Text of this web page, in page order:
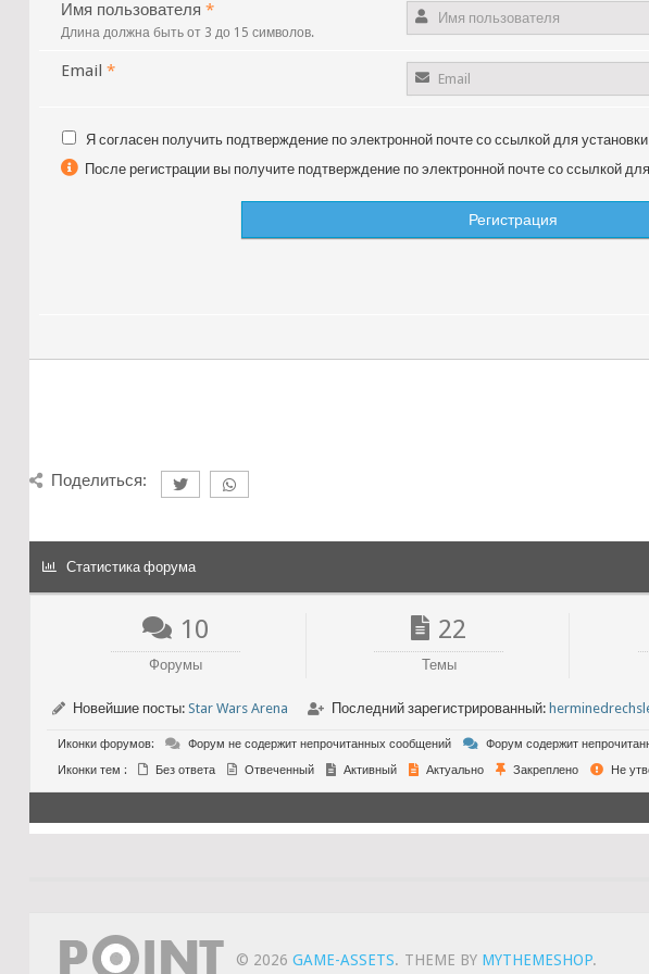
Имя пользователя *
Длина должна быть от 3 до 15 символов.
Email *
Я согласен получить подтверждение по электронной почте со ссылкой для
После регистрации вы получите подтверждение по электронной почте со ссылкой
Поделиться:
Статистика форума
10
Форумы
22
Темы
Новейшие посты: Star Wars Arena Последний зарегистрированный:
Иконки форумов: Форум не содержит непрочитанных сообщений
Форум содержит
Иконки тем :
Без ответа Отвеченный Активный Актуально Закреплено Не
© 2026GAME-ASSETS. THEME BY MYTHEMESHOP.